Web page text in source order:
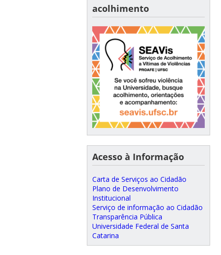
acolhimento
Acesso à Informação
Carta de Serviços ao Cidadão
Plano de Desenvolvimento
Institucional
Serviço de informação ao Cidadão
Transparência Pública
Universidade Federal de Santa
Catarina